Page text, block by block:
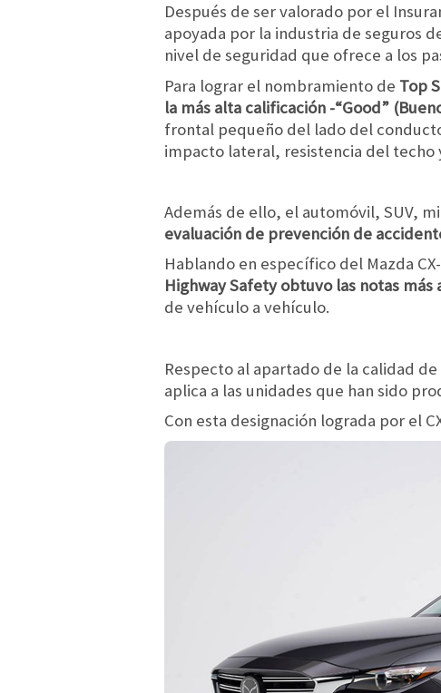
Después de ser valorado por el
apoyada por la industria de seguros
nivel de seguridad que ofrece a los
Para lograr el nombramiento de Top
la más alta calificación -“Good”
frontal pequeño del lado del
impacto lateral, resistencia del techo
Además de ello, el automóvil, SUV,
evaluación de prevención de
Hablando en específico del Mazda
Highway Safety obtuvo las notas
de vehículo a vehículo.
Respecto al apartado de la calidad
aplica a las unidades que han sido
Con esta designación lograda por el